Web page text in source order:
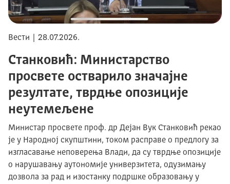
Вести | 28.07.2026.
Станковић: Министарство
просвете остварило значајне
резултате, тврдње опозиције
неутемељене
Министар просвете проф. др Дејан Вук Станковић рекао
је у Народној скупштини, током расправе о предлогу за
изгласавање неповерења Влади, да су тврдње опозиције
о нарушавању аутономије универзитета, одузимању
дозвола за рад и изостанку подршке образовању у